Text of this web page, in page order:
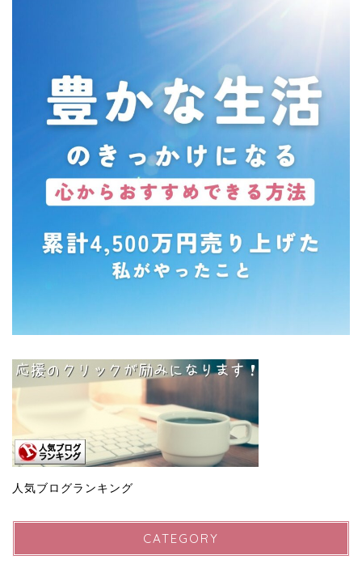
人気ブログランキング
CATEGORY